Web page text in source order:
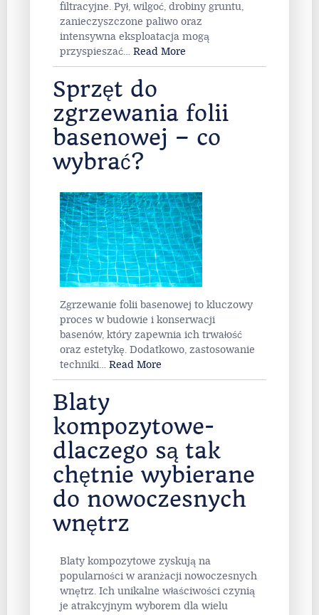
filtracyjne. Pył, wilgoć, drobiny gruntu,
zanieczyszczone paliwo oraz
intensywna eksploatacja mogą
przyspieszać… Read More
Sprzęt do
zgrzewania folii
basenowej – co
wybrać?
Zgrzewanie folii basenowej to kluczowy
proces w budowie i konserwacji
basenów, który zapewnia ich trwałość
oraz estetykę. Dodatkowo, zastosowanie
techniki… Read More
Blaty
kompozytowe-
dlaczego są tak
chętnie wybierane
do nowoczesnych
wnętrz
Blaty kompozytowe zyskują na
popularności w aranżacji nowoczesnych
wnętrz. Ich unikalne właściwości czynią
je atrakcyjnym wyborem dla wielu